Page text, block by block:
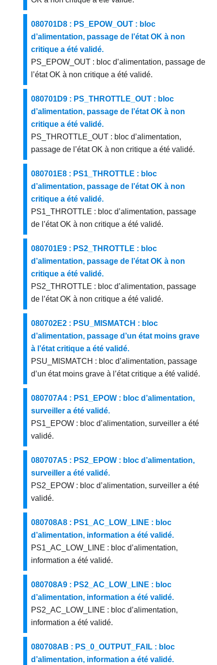
080701D8 : PS_EPOW_OUT : bloc
d’alimentation, passage de l’état OK à non
critique a été validé.
PS_EPOW_OUT : bloc d’alimentation, passage de
l’état OK à non critique a été validé.
080701D9 : PS_THROTTLE_OUT : bloc
d’alimentation, passage de l’état OK à non
critique a été validé.
PS_THROTTLE_OUT : bloc d’alimentation,
passage de l’état OK à non critique a été validé.
080701E8 : PS1_THROTTLE : bloc
d’alimentation, passage de l’état OK à non
critique a été validé.
PS1_THROTTLE : bloc d’alimentation, passage
de l’état OK à non critique a été validé.
080701E9 : PS2_THROTTLE : bloc
d’alimentation, passage de l’état OK à non
critique a été validé.
PS2_THROTTLE : bloc d’alimentation, passage
de l’état OK à non critique a été validé.
080702E2 : PSU_MISMATCH : bloc
d’alimentation, passage d’un état moins grave
à l’état critique a été validé.
PSU_MISMATCH : bloc d’alimentation, passage
d’un état moins grave à l’état critique a été validé.
080707A4 : PS1_EPOW : bloc d’alimentation,
surveiller a été validé.
PS1_EPOW : bloc d’alimentation, surveiller a été
validé.
080707A5 : PS2_EPOW : bloc d’alimentation,
surveiller a été validé.
PS2_EPOW : bloc d’alimentation, surveiller a été
validé.
080708A8 : PS1_AC_LOW_LINE : bloc
d’alimentation, information a été validé.
PS1_AC_LOW_LINE : bloc d’alimentation,
information a été validé.
080708A9 : PS2_AC_LOW_LINE : bloc
d’alimentation, information a été validé.
PS2_AC_LOW_LINE : bloc d’alimentation,
information a été validé.
080708AB : PS_0_OUTPUT_FAIL : bloc
d’alimentation, information a été validé.